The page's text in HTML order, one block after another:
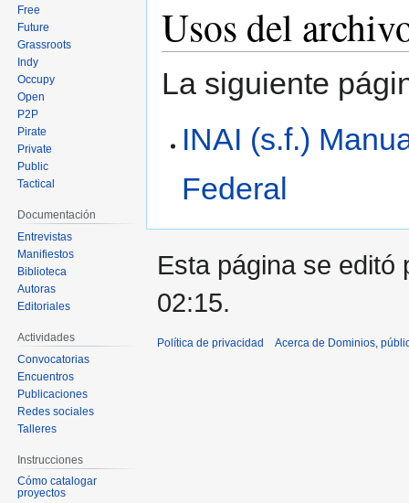
Usos del
La siguiente
INAI (s.f.)
Federal
Free
Future
Grassroots
Indy
Occupy
Open
P2P
Pirate
Private
Public
Tactical
Documentación
Entrevistas
Manifiestos
Biblioteca
Autoras
Editoriales
Actividades
Convocatorias
Encuentros
Publicaciones
Redes sociales
Talleres
Instrucciones
Cómo catalogar
proyectos
Esta página se editó
02:15.
Política de privacidad Acerca de Dominios,